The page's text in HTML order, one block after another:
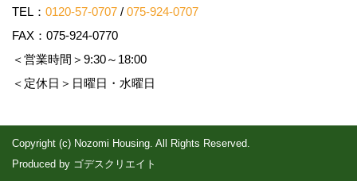
TEL： 0120-57-0707 / 075-924-0707
FAX：075-924-0770
＜営業時間＞9:30～18:00
＜定休日＞日曜日・水曜日
Copyright (c) Nozomi Housing. All Rights Reserved.
Produced by ゴデスクリエイト